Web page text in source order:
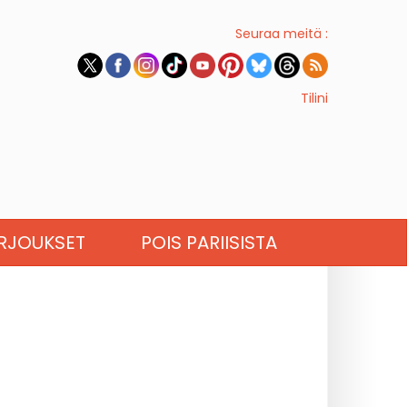
Seuraa meitä :
Tilini
POIS PARIISISTA